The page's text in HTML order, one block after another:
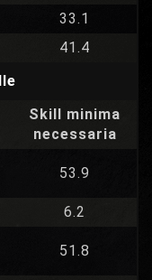
33.1
41.4
Skill minima
necessaria
53.9
6.2
51.8